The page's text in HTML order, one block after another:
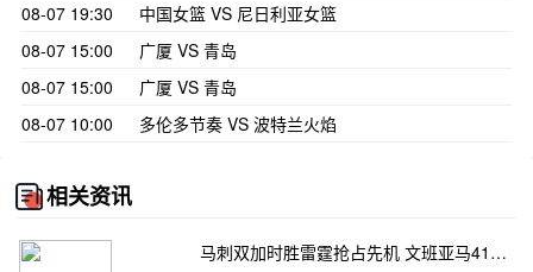
08-07 19:30
中国女篮 VS 尼日利亚女篮
08-07 15:00
广厦 VS 青岛
08-07 15:00
广厦 VS 青岛
08-07 10:00
多伦多节奏 VS 波特兰火焰
相关资讯
马刺双加时胜雷霆抢占先机 文班亚马41+24 哈珀24+11 亚历山大24+12